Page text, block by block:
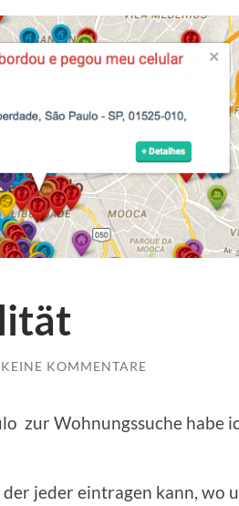
KEINE KOMMENTARE
zur Woh­nungs­su­che habe
jeder ein­tra­gen kann, wo